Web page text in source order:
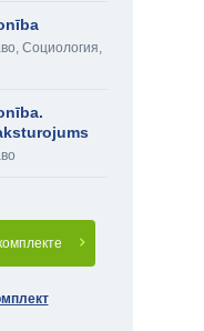
, Социология,